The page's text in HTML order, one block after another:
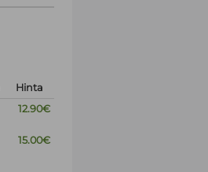
Hinta
12.90€
15.00€